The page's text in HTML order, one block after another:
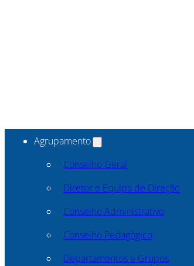
Agrupamento
Conselho Geral
Diretor e Equipa de Direção
Conselho Administrativo
Conselho Pedagógico
Departamentos e Grupos